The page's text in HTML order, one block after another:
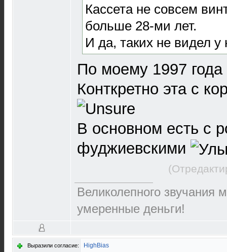
Кассета не совсем
больше 28-ми лет.
И да, таких не видел у
По моему 1997 года
Конткретно эта с
В основном есть с
фуджиевскими
Великолепного звучания
умеренные деньги!
Выразили согласие: HighBias